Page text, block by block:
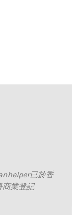
已於香
商業登記